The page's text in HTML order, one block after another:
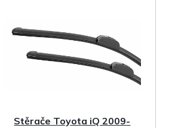
Stěrače Toyota iQ 2009-